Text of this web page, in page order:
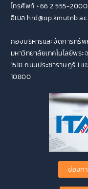
โทรศัพท์ +66 2 555-2000 ต่
อีเมล
กองบริหารและจัดการทรั
มหาวิทยาลัยเทคโนโลยีพร
1518 ถนนประชาราษฎร์ 1
10800
ช่องท